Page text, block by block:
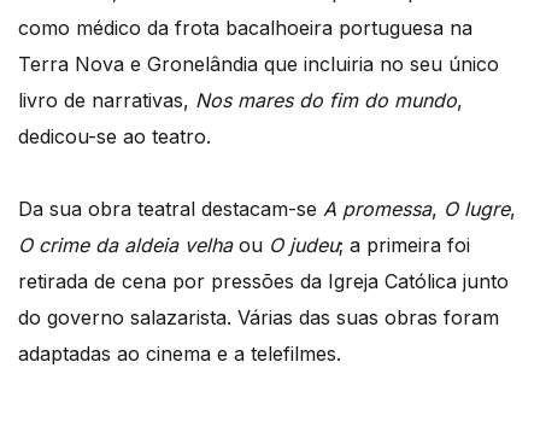
como médico da frota bacalhoeira portuguesa na
Terra Nova e Gronelândia que incluiria no seu único
livro de narrativas, Nos mares do fim do mundo,
dedicou-se ao teatro.
Da sua obra teatral destacam-se A promessa, O lugre,
O crime da aldeia velhaou O judeu; a primeira foi
retirada de cena por pressões da Igreja Católica junto
do governo salazarista. Várias das suas obras foram
adaptadas ao cinema e a telefilmes.